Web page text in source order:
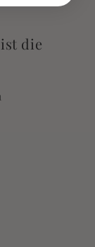
die